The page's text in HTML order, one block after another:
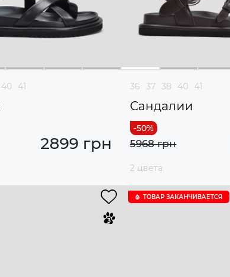
40 41
2899 грн
36 37 38 40 41
Сандалии
5968 грн
2 цвета
ТОВАР ЗАКАНЧИВАЕТСЯ